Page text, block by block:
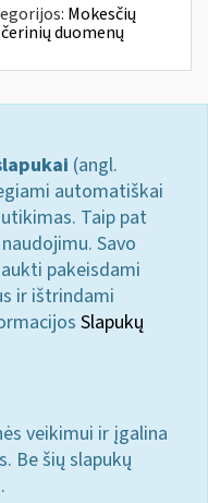
Mokesčių
duomenų
(angl.
automatiškai
Taip pat
Savo
pakeisdami
ir ištrindami
Slapukų
veikimui ir įgalina
Be šių slapukų